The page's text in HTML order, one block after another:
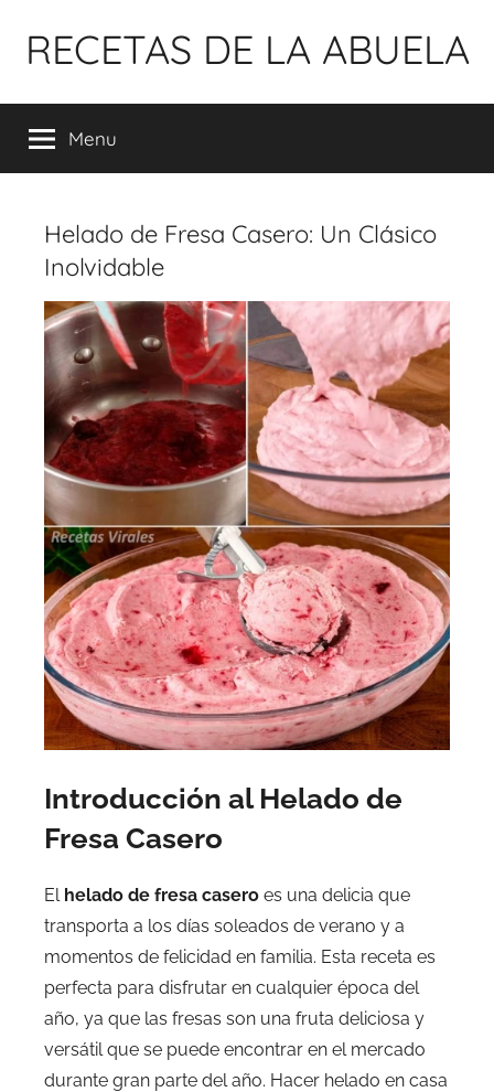
para
conteúdo
RECETAS DE LA ABUELA
Menu
Helado de Fresa Casero: Un Clásico
Inolvidable
Introducción al Helado de
Fresa Casero
El helado de fresa casero es una delicia que
transporta a los días soleados de verano y a
momentos de felicidad en familia. Esta receta es
perfecta para disfrutar en cualquier época del
año, ya que las fresas son una fruta deliciosa y
versátil que se puede encontrar en el mercado
durante gran parte del año. Hacer helado en casa